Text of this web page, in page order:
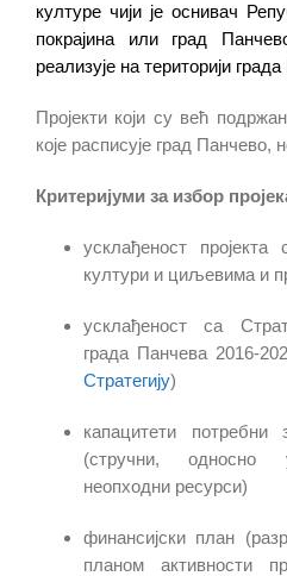
културе чији је оснивач
покрајина или град
реализује на територији
Пројекти који су већ
које расписује град Панчево,
Критеријуми за избор
усклађеност
култури и циљевима и
усклађеност са
града Панчева 2016-
Стратегију)
капацитети потребни
(стручни, односно
неопходни ресурси)
финансијски план
планом активности